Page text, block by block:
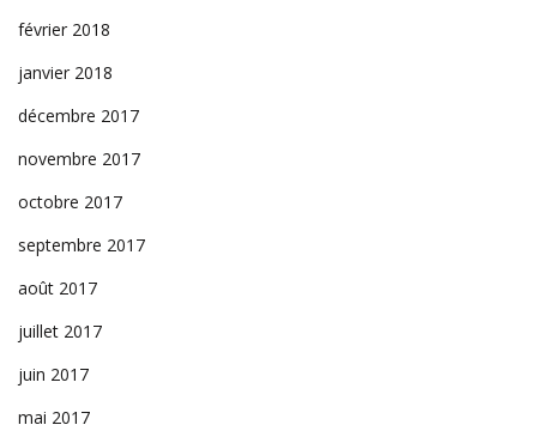
février 2018
janvier 2018
décembre 2017
novembre 2017
octobre 2017
septembre 2017
août 2017
juillet 2017
juin 2017
mai 2017